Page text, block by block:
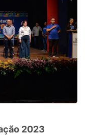
2023